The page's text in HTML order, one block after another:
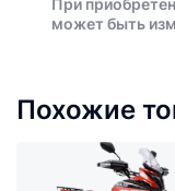
При
может быть
Похожие